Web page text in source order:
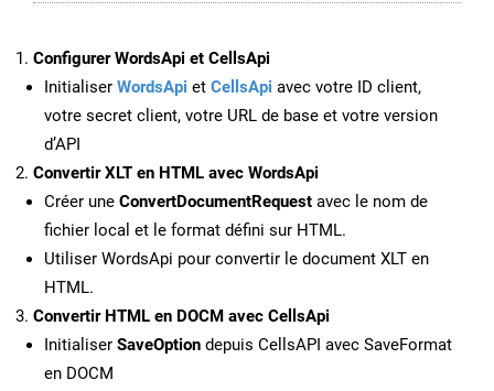
Configurer WordsApi et CellsApi
Initialiser WordsApi et CellsApi avec votre ID client,
votre secret client, votre URL de base et votre version
d’API
Convertir XLT en HTML avec WordsApi
Créer une ConvertDocumentRequest avec le nom de
fichier local et le format défini sur HTML.
Utiliser WordsApi pour convertir le document XLT en
HTML.
Convertir HTML en DOCM avec CellsApi
Initialiser SaveOption depuis CellsAPI avec SaveFormat
en DOCM